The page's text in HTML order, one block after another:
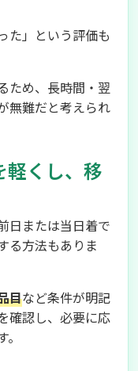
た」という評価も
ため、長時間・翌
無難だと考えられ
軽くし、移
日または当日着で
る方法もありま
目など条件が明記
確認し、必要に応